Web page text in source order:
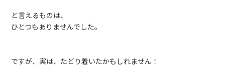
と言えるものは、
ひとつもありませんでした。
ですが、実は、たどり着いたかもしれません！